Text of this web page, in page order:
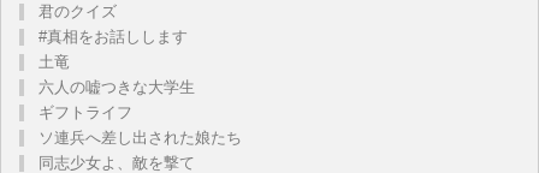
君のクイズ
#真相をお話しします
土竜
六人の嘘つきな大学生
ギフトライフ
ソ連兵へ差し出された娘たち
同志少女よ、敵を撃て